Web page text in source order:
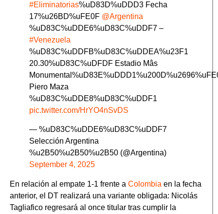
#Eliminatorias%uD83D%uDDD3 Fecha
17%u26BD%uFE0F @Argentina
%uD83C%uDDE6%uD83C%uDDF7 –
#Venezuela
%uD83C%uDDFB%uD83C%uDDEA%u23F1
20.30%uD83C%uDFDF Estadio Mâs
Piero Maza
%uD83C%uDDE8%uD83C%uDDF1
pic.twitter.com/HrYO4nSvDS
— %uD83C%uDDE6%uD83C%uDDF7
Selección Argentina
%u2B50%u2B50%u2B50 (@Argentina)
September 4, 2025
En relación al empate 1-1 frente a Colombia en la fecha
anterior, el DT realizará una variante obligada: Nicolás
Tagliafico regresará al once titular tras cumplir la